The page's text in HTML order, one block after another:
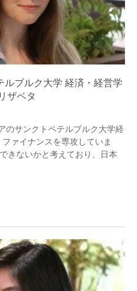
ルブルク大学 経済・経営学
ザベタ
のサンクトペテルブルク大学経
ァイナンスを専攻していま
きないかと考えており、日本